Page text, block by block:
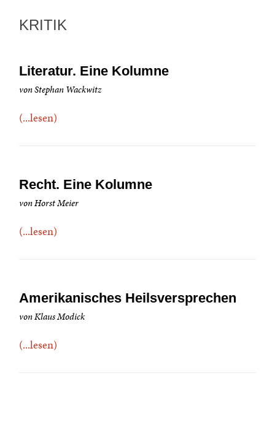
KRITIK
Literatur. Eine Kolumne
von Stephan Wackwitz
(...lesen)
Recht. Eine Kolumne
von Horst Meier
(...lesen)
Amerikanisches Heilsversprechen
von Klaus Modick
(...lesen)